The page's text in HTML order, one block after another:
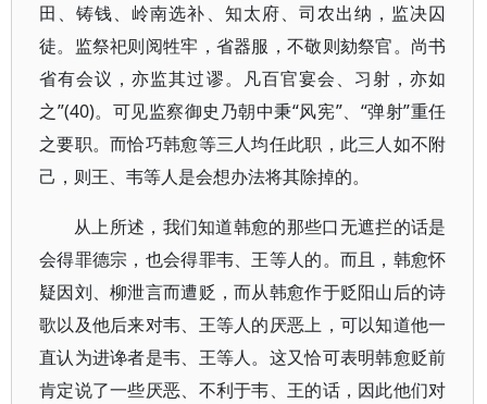
田、铸钱、岭南选补、知太府、司农出纳，监决囚
徒。监祭祀则阅牲牢，省器服，不敬则劾祭官。尚书
省有会议，亦监其过谬。凡百官宴会、习射，亦如
之”(40)。可见监察御史乃朝中秉“风宪”、“弹射”重任
之要职。而恰巧韩愈等三人均任此职，此三人如不附
己，则王、韦等人是会想办法将其除掉的。
从上所述，我们知道韩愈的那些口无遮拦的话是
会得罪德宗，也会得罪韦、王等人的。而且，韩愈怀
疑因刘、柳泄言而遭贬，而从韩愈作于贬阳山后的诗
歌以及他后来对韦、王等人的厌恶上，可以知道他一
直认为进谗者是韦、王等人。这又恰可表明韩愈贬前
肯定说了一些厌恶、不利于韦、王的话，因此他们对